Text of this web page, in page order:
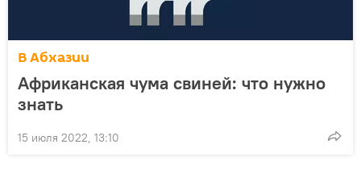
В Абхазии
Африканская чума свиней: что нужно
знать
15 июля 2022, 13:10